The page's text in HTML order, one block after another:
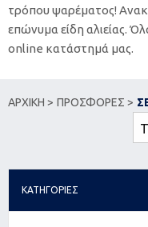
τρόπου ψαρέματος!
επώνυμα είδη αλιείας.
online κατάστημά μας.
ΑΡΧΙΚΗ > ΠΡΟΣΦΟΡΕΣ >
ΚΑΤΗΓΟΡΙΕΣ